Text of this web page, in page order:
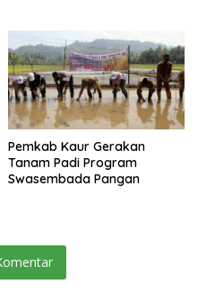
Pemkab Kaur Gerakan
Tanam Padi Program
Swasembada Pangan